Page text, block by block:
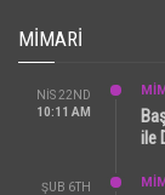
MIMARI
NIS 22ND
10:11 AM
ile
ŞUB 6TH